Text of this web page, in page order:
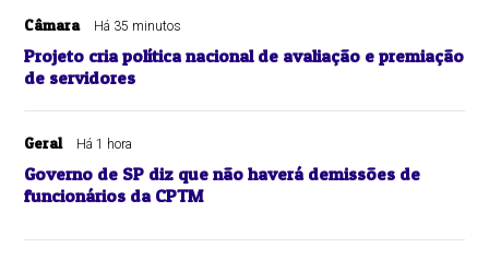
Câmara Há 35 minutos
Projeto cria política nacional de avaliação e premiação
de servidores
Geral Há 1 hora
Governo de SP diz que não haverá demissões de
funcionários da CPTM